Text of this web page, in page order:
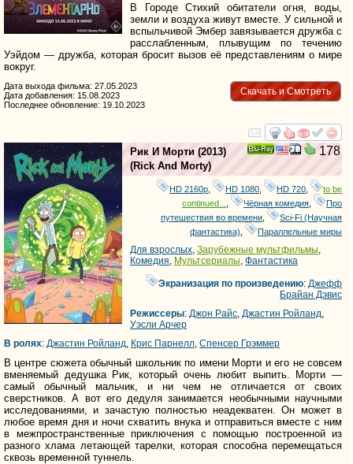
В Городе Стихий обитатели огня, воды,
земли и воздуха живут вместе. У сильной и
вспыльчивой Эмбер завязывается дружба с
расслабленным, плывущим по течению
Уэйдом — дружба, которая бросит вызов её представлениям о мире
вокруг.
Скачать и Смотреть
Дата выхода фильма: 27.05.2023
Дата добавления: 15.08.2023
Последнее обновление: 19.10.2023
смотреть
178
Рик И Морти (2013)
(Rick And Morty)
HD 2160р HD 1080 HD 720
to be
continued...
Чёрная комедия
Про
путешествия во времени
Sci-Fi (Научная
фантастика)
Параллельные миры
Для взрослых, Зарубежные мультфильмы,
Комедия, Мультсериалы, Фантастика
Экранизация по произведению:Джефф
Брайан Дэвис
Режиссеры: Джон Райс, Джастин Ройланд,
Уэсли Арчер
В ролях: Джастин Ройланд, Крис Парнелл, Спенсер Грэммер
В центре сюжета обычный школьник по имени Морти и его не совсем
вменяемый дедушка Рик, который очень любит выпить. Морти —
самый обычный мальчик, и ни чем не отличается от своих
сверстников. А вот его дедуля занимается необычными научными
исследованиями, и зачастую полностью неадекватен. Он может в
любое время дня и ночи схватить внука и отправиться вместе с ним
в межпространственные приключения с помощью построенной из
разного хлама летающей тарелки, которая способна перемещаться
сквозь временной туннель.